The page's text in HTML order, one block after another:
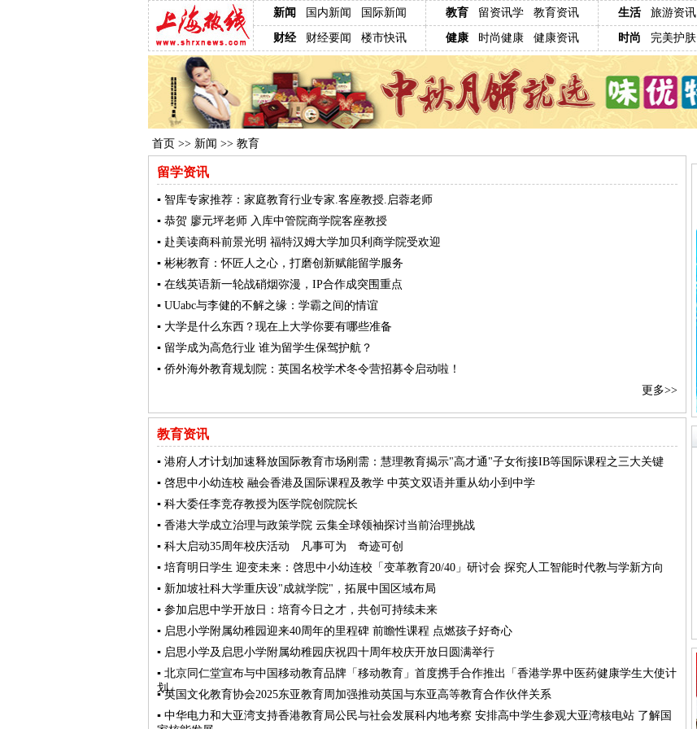
新闻 国内新闻 国际新闻 教育 留资讯学 教育资讯 生活 旅游资讯
财经 财经要闻 楼市快讯 健康 时尚健康 健康资讯 时尚 完美护肤
首页 >> 新闻 >> 教育
留学资讯
▪ 智库专家推荐：家庭教育行业专家.客座教授.启蓉老师
▪ 恭贺 廖元坪老师 入库中管院商学院客座教授
▪ 赴美读商科前景光明 福特汉姆大学加贝利商学院受欢迎
▪ 彬彬教育：怀匠人之心，打磨创新赋能留学服务
▪ 在线英语新一轮战硝烟弥漫，IP合作成突围重点
▪ UUabc与李健的不解之缘：学霸之间的情谊
▪ 大学是什么东西？现在上大学你要有哪些准备
▪ 留学成为高危行业 谁为留学生保驾护航？
▪ 侨外海外教育规划院：英国名校学术冬令营招募令启动啦！
更多>>
教育资讯
▪ 港府人才计划加速释放国际教育市场刚需：慧理教育揭示"高才通"子女衔接IB等国际课程之三大关键
▪ 啓思中小幼连校 融会香港及国际课程及教学 中英文双语并重从幼小到中学
▪ 科大委任李竞存教授为医学院创院院长
▪ 香港大学成立治理与政策学院 云集全球领袖探讨当前治理挑战
▪ 科大启动35周年校庆活动 凡事可为 奇迹可创
▪ 培育明日学生 迎变未来：啓思中小幼连校「变革教育20/40」研讨会 探究人工智能时代教与学新方向
▪ 新加坡社科大学重庆设"成就学院"，拓展中国区域布局
▪ 参加启思中学开放日：培育今日之才，共创可持续未来
▪ 启思小学附属幼稚园迎来40周年的里程碑 前瞻性课程 点燃孩子好奇心
▪ 启思小学及启思小学附属幼稚园庆祝四十周年校庆开放日圆满举行
▪ 北京同仁堂宣布与中国移动教育品牌「移动教育」首度携手合作推出「香港学界中医药健康学生大使计
划」
▪ 英国文化教育协会2025东亚教育周加强推动英国与东亚高等教育合作伙伴关系
▪ 中华电力和大亚湾支持香港教育局公民与社会发展科内地考察 安排高中学生参观大亚湾核电站 了解国